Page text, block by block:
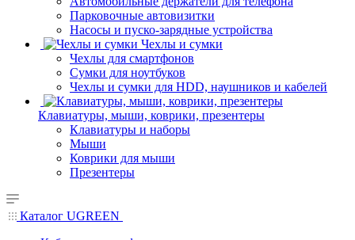
Парковочные автовизитки
Насосы и пуско-зарядные устройства
Чехлы и сумки
Чехлы для смартфонов
Сумки для ноутбуков
Чехлы и сумки для HDD, наушников и кабелей
Клавиатуры, мыши, коврики, презентеры
Клавиатуры и наборы
Мыши
Коврики для мыши
Презентеры
Каталог UGREEN